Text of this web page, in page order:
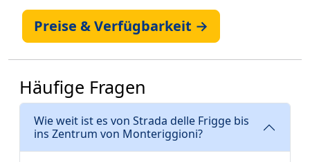
Preise & Verfügbarkeit →
Häufige Fragen
Wie weit ist es von Strada delle Frigge bis
ins Zentrum von Monteriggioni?